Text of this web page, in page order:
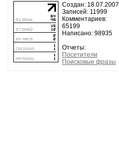
Создан: 18.07.2007
Записей: 11999
Комментариев:
65199
Написано: 98935
Отчеты:
Посетители
Поисковые фразы